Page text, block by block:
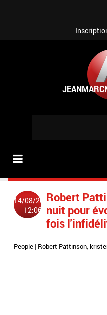
14/08/2012
12:06
Robert
nuit pour
fois
People | Robert Pattinson,